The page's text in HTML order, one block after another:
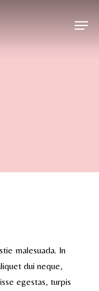
malesuada. In
dui neque,
egestas, turpis